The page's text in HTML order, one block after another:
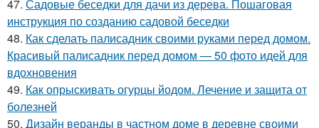
47. Садовые беседки для дачи из дерева. Пошаговая
инструкция по созданию садовой беседки
48. Как сделать палисадник своими руками перед домом.
Красивый палисадник перед домом — 50 фото идей для
вдохновения
49. Как опрыскивать огурцы йодом. Лечение и защита от
болезней
50. Дизайн веранды в частном доме в деревне своими